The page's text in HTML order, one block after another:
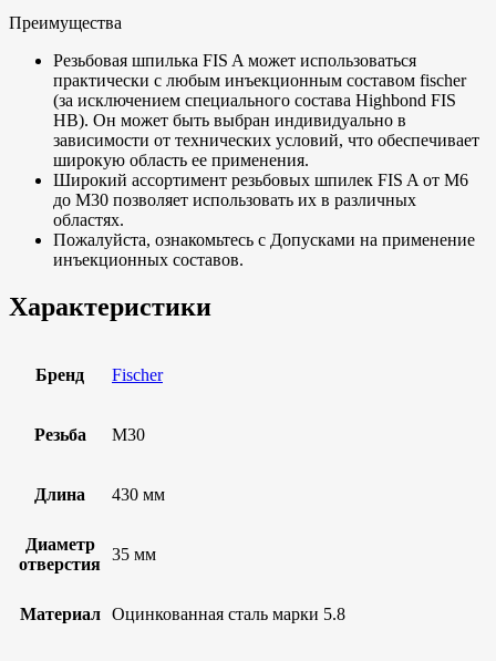
Преимущества
Резьбовая шпилька FIS A может использоваться
практически с любым инъекционным составом fischer
(за исключением специального состава Highbond FIS
HB). Он может быть выбран индивидуально в
зависимости от технических условий, что обеспечивает
широкую область ее применения.
Широкий ассортимент резьбовых шпилек FIS A от M6
до M30 позволяет использовать их в различных
областях.
Пожалуйста, ознакомьтесь с Допусками на применение
инъекционных составов.
Характеристики
Бренд Fischer
Резьба M30
Длина 430 мм
Диаметр
отверстия
35 мм
Материал Оцинкованная сталь марки 5.8